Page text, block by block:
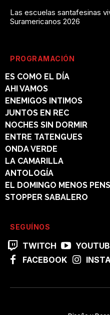
Las escuelas santafesinas
Suramericanos 2026
PROGRAMACIÓN
ES COMO EL DÍA
AHI VAMOS
ENEMIGOS INTIMOS
JUNTOS EN REC
NOCHES SIN DORMIR
ENTRE TATENGUES
ONDA VERDE
LA CAMARILLA
ANTOLOGÍA
EL DOMINGO MENOS
STOPPER SABALERO
SEGUÍNOS
TWITCH
FACEBOOK